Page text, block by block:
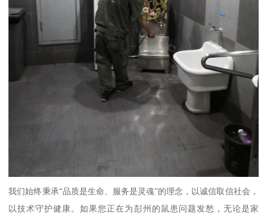
我们始终秉承“品质是生命、服务是灵魂”的理念，以诚信取信社会，
以技术守护健康。如果您正在为彭州的鼠患问题发愁，无论是家